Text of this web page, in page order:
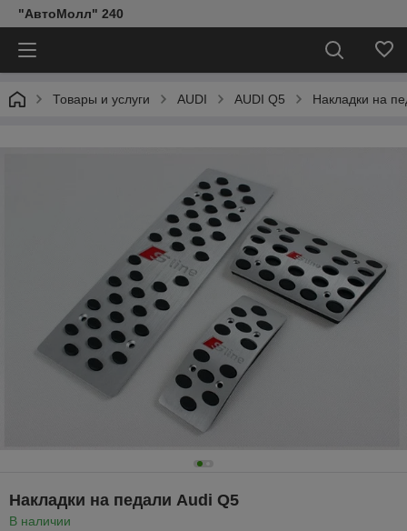
"АвтоМолл" 240
Товары и услуги AUDI AUDI Q5 Накладки на
Накладки на педали Audi Q5
В наличии